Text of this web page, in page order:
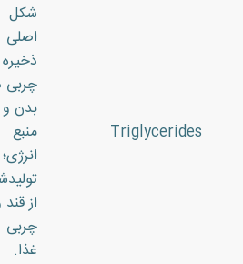
Triglycerides
شکل
اصلی
ذخیره
چربی
بدن و
منبع
انرژی؛
از
چربی
غذا.